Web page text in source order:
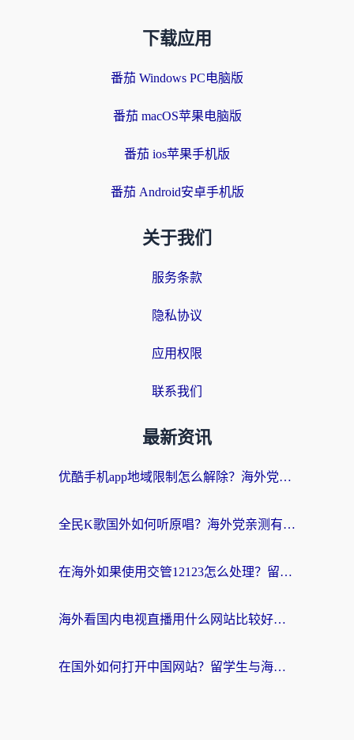
下载应用
番茄 Windows PC电脑版
番茄 macOS苹果电脑版
番茄 ios苹果手机版
番茄 Android安卓手机版
关于我们
服务条款
隐私协议
应用权限
联系我们
最新资讯
优酷手机app地域限制怎么解除？海外党亲测有效的追剧方案
全民K歌国外如何听原唱？海外党亲测有效的回国加速器选择指南
在海外如果使用交管12123怎么处理？留学生亲测有效的回国加速方案
海外看国内电视直播用什么网站比较好？一篇解决你所有追剧难题的实用指南
在国外如何打开中国网站？留学生与海外华人的无缝访问指南